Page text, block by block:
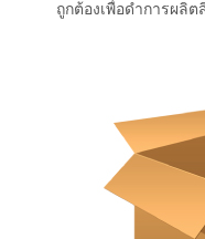
ถูกต้องเพื่อดำการผลิ